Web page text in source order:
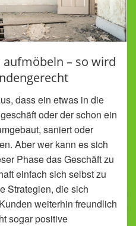
– so wird
dass ein etwas in die
oder der schon ein
saniert oder
Aber wer kann es sich
Phase das Geschäft zu
einfach sich selbst zu
Strategien, die sich
weiterhin freundlich
sogar positive